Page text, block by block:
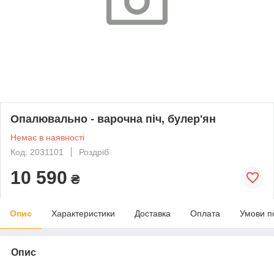
Опалювально - варочна піч, булер'ян
Немає в наявності
Код: 2031101
Роздріб
10 590 ₴
Опис Характеристики Доставка Оплата Умови
Опис